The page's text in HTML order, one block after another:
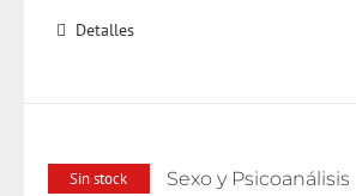
Detalles
Sin stock Sexo y Psicoanálisis